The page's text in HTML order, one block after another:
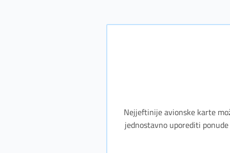
Nejjeftinije avionske karte
jednostavno uporediti